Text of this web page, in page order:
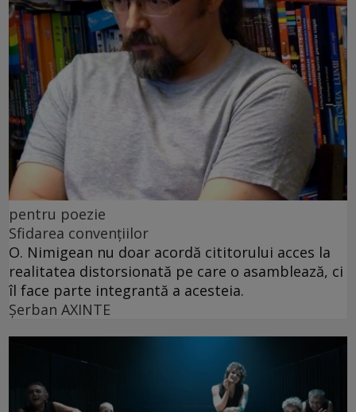
pentru poezie
Sfidarea convențiilor
O. Nimigean nu doar acordă cititorului acces la
realitatea distorsionată pe care o asamblează, ci
îl face parte integrantă a acesteia.
Şerban AXINTE